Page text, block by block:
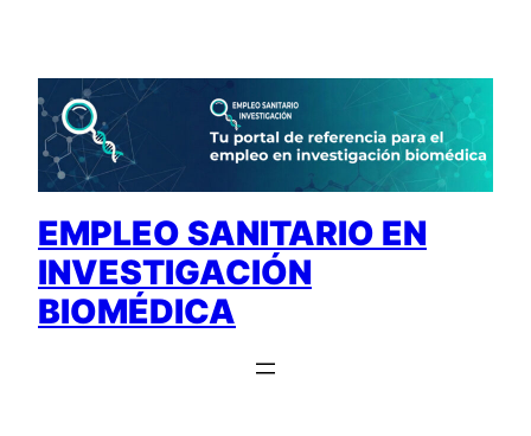
contenido
EMPLEO SANITARIO EN
INVESTIGACIÓN
BIOMÉDICA